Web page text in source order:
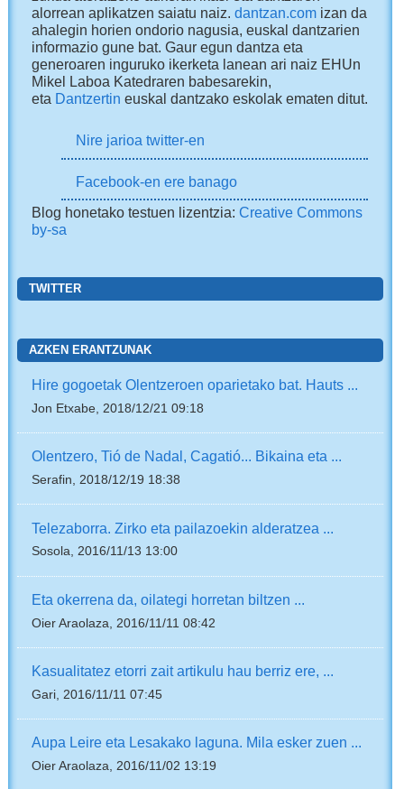
alorrean aplikatzen saiatu naiz.dantzan.com izan da
ahalegin horien ondorio nagusia, euskal dantzarien
informazio gune bat. Gaur egun dantza eta
generoaren inguruko ikerketa lanean ari naiz EHUn
Mikel Laboa Katedraren babesarekin,
eta Dantzertin euskal dantzako eskolak ematen ditut.
Nire jarioa twitter-en
Facebook-en ere banago
Blog honetako testuen lizentzia:Creative Commons
by-sa
TWITTER
AZKEN ERANTZUNAK
Hire gogoetak Olentzeroen oparietako bat. Hauts ...
Jon Etxabe, 2018/12/21 09:18
Olentzero, Tió de Nadal, Cagatió... Bikaina eta ...
Serafin, 2018/12/19 18:38
Telezaborra. Zirko eta pailazoekin alderatzea ...
Sosola, 2016/11/13 13:00
Eta okerrena da, oilategi horretan biltzen ...
Oier Araolaza, 2016/11/11 08:42
Kasualitatez etorri zait artikulu hau berriz ere, ...
Gari, 2016/11/11 07:45
Aupa Leire eta Lesakako laguna. Mila esker zuen ...
Oier Araolaza, 2016/11/02 13:19